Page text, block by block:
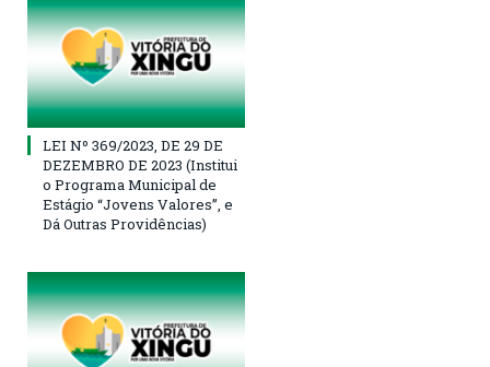
LEI Nº 369/2023, DE 29 DE
DEZEMBRO DE 2023 (Institui
o Programa Municipal de
Estágio “Jovens Valores”, e
Dá Outras Providências)